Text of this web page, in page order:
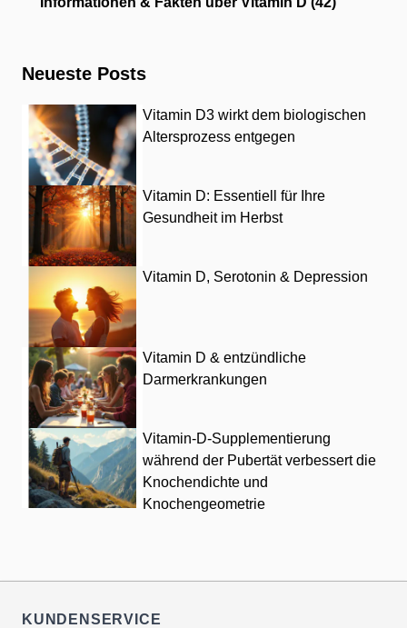
Neueste Posts
Vitamin D3 wirkt dem biologischen
Altersprozess entgegen
Vitamin D: Essentiell für Ihre
Gesundheit im Herbst
Vitamin D, Serotonin & Depression
Vitamin D & entzündliche
Darmerkrankungen
Vitamin-D-Supplementierung
während der Pubertät verbessert die
Knochendichte und
Knochengeometrie
KUNDENSERVICE